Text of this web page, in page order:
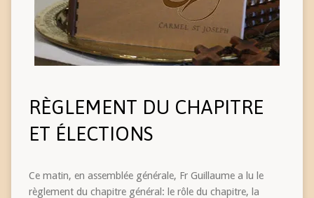
RÈGLEMENT DU CHAPITRE
ET ÉLECTIONS
Ce matin, en assemblée générale, Fr Guillaume a lu le
règlement du chapitre général: le rôle du chapitre, la